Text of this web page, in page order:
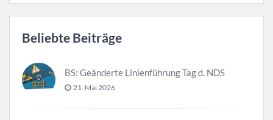
Beliebte Beiträge
BS: Geänderte Linienführung Tag d. NDS
21. Mai 2026